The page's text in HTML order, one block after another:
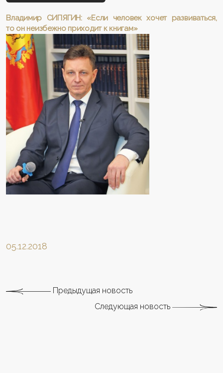
Владимир СИПЯГИН: «Если человек хочет развиваться,
то он неизбежно приходит к книгам»
05.12.2018
Предыдущая новость
Следующая новость